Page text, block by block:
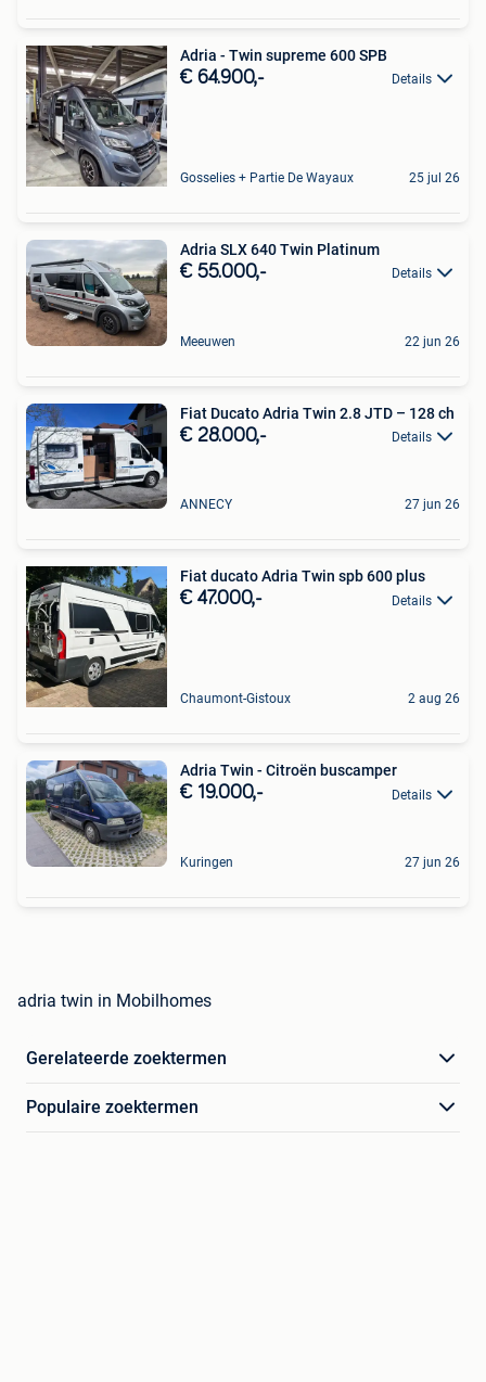
Adria - Twin supreme 600 SPB
€ 64.900,- Details
Gosselies + Partie De Wayaux 25 jul 26
Adria SLX 640 Twin Platinum
€ 55.000,- Details
Meeuwen 22 jun 26
Fiat Ducato Adria Twin 2.8 JTD – 128 ch
€ 28.000,- Details
ANNECY 27 jun 26
Fiat ducato Adria Twin spb 600 plus
€ 47.000,- Details
Chaumont-Gistoux 2 aug 26
Adria Twin - Citroën buscamper
€ 19.000,- Details
Kuringen 27 jun 26
adria twin in Mobilhomes
Gerelateerde zoektermen
Populaire zoektermen